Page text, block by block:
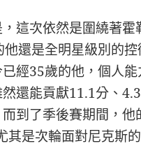
這次依然是圍繞著霍
還是全明星級別的
經35歲的他，個人
還能貢獻11.1分、
到了季後賽期間，他
是次輪面對尼克斯